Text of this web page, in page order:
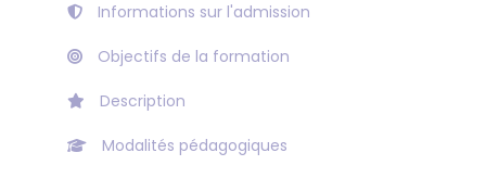
Informations sur l'admission
Objectifs de la formation
Description
Modalités pédagogiques